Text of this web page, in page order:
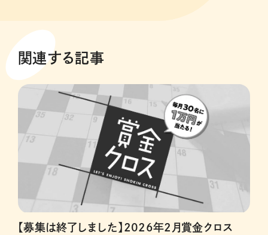
関連する記事
【募集は終了しました】2026年2月賞金クロス